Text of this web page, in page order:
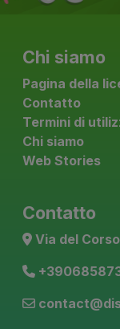
Chi siamo
Pagina della
Contatto
Termini di
Chi siamo
Web Stories
Contatto
Via del